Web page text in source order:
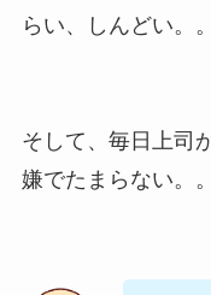
らい、しんどい。。
そして、毎日上司
嫌でたまらない。。